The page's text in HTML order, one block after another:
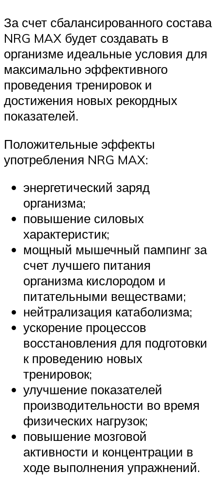
За счет сбалансированного состава
NRG MAX будет создавать в
организме идеальные условия для
максимально эффективного
проведения тренировок и
достижения новых рекордных
показателей.
Положительные эффекты
употребления NRG MAX:
энергетический заряд
организма;
повышение силовых
характеристик;
мощный мышечный пампинг за
счет лучшего питания
организма кислородом и
питательными веществами;
нейтрализация катаболизма;
ускорение процессов
восстановления для подготовки
к проведению новых
тренировок;
улучшение показателей
производительности во время
физических нагрузок;
повышение мозговой
активности и концентрации в
ходе выполнения упражнений.